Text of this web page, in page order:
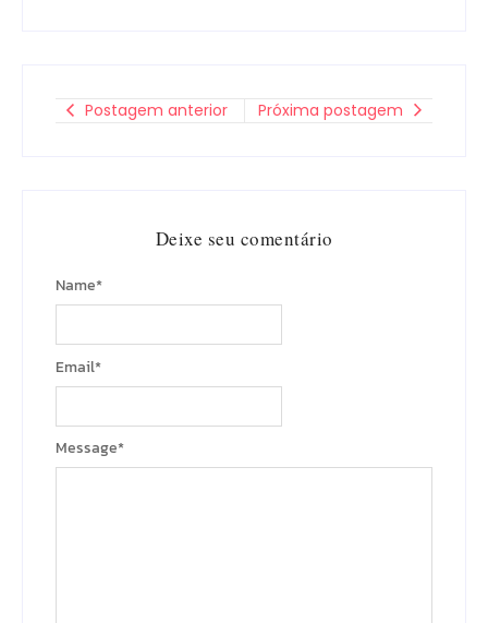
Postagem anterior Próxima postagem
Deixe seu comentário
Message*
Name*
Email*